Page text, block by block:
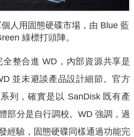
人用固態硬碟市場，由 Blue 藍
綠標打頭陣。
全整合進 WD，內部資源共享是
並未避談產品設計細節。官方
列，確實是以 SanDisk 既有產
部分是自行調校。WD 強調，過
經驗，固態硬碟同樣通過功能完